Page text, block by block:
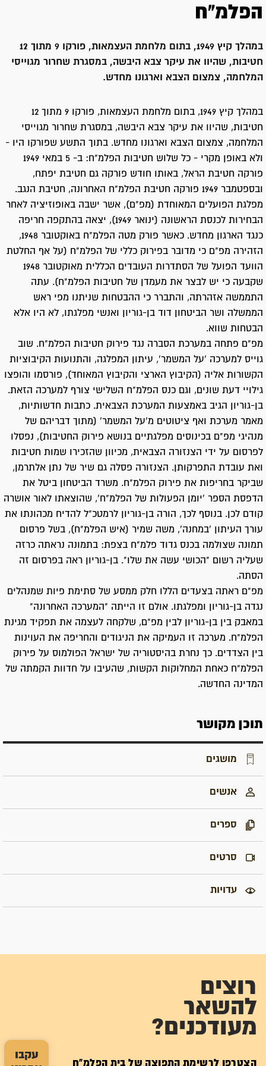
עקבו
הפלמ"ח
במהלך קיץ 1949, בתום מלחמת העצמאות, פורקו 9 מתוך 12
חטיבות, שהיוו את עיקר צבא היבשה, במסגרת שחרור מגוייסי
המלחמה, צמצום הצבא וארגונו מחדש.
במהלך קיץ 1949, בתום מלחמת העצמאות, פורקו 9 מתוך 12
חטיבות, שהיוו את עיקר צבא היבשה, במסגרת שחרור מגוייסי
המלחמה, צמצום הצבא וארגונו מחדש. בתוך התשע שפורקו היו -
ולא באופן מקרי - כל שלוש חטיבות הפלמ"ח: ב- 5 במאי 1949
פורקה חטיבת הראל, באותו חודש פורקה גם חטיבת יפתח,
ובספטמבר 1949 פורקה חטיבת הפלמ"ח האחרונה, חטיבת הנגב.
מפלגת הפועלים המאוחדת (מפ"ם), אשר ישבה באופוזיציה לאחר
הבחירות לכנסת הראשונה (ינואר 1949), יצאה בהתקפה חריפה
כנגד הארגון מחדש. כאשר פורק מטה הפלמ"ח באוקטובר 1948,
הזהירה מפ"ם כי מדובר בפירוק כללי של הפלמ"ח (על אף החלטת
הוועד הפועל של הסתדרות העובדים הכללית מאוקטובר 1948
שקבעה כי יש לבצר את מעמדן של חטיבות הפלמ"ח). עתה
התממשה אזהרתה, והתברר כי ההבטחות שניתנו מפי ראש
הממשלה ושר הביטחון דוד בן-גוריון ואנשי מפלגתו, לא היו אלא
הבטחות שווא.
מפ"ם פתחה במערכת הסברה נגד פירוק חטיבות הפלמ"ח. שוב
גוייס למערכה 'על המשמר', עיתון המפלגה, והתנועות הקיבוציות
הקשורות אליה (הקיבוץ הארצי והקיבוץ המאוחד), פורסמו והופצו
גילויי דעת שונים, וגם כנס הפלמ"ח השלישי צורף למערכה הזאת.
בן-גוריון הגיב באמצעות המערכת הצבאית. כתבות חדשותיות,
מאמר מערכת ואף ציטוטים מ'על המשמר' (מתוך דבריהם של
מנהיגי מפ"ם בכינוסים מפלגתיים בנושא פירוק החטיבות), נפסלו
לפרסום על ידי הצנזורה הצבאית, מכיוון שהזכירו שמות חטיבות
ואת עובדת התפרקותן. הצנזורה פסלה גם שיר של נתן אלתרמן,
שביקר בחריפות את פירוק הפלמ"ח. משרד הביטחון ביטל את
הדפסת הספר 'יומן הפעולות של הפלמ"ח', שהוצאתו לאור אושרה
קודם לכן. בנוסף לכך, הורה בן-גוריון לרמטכ"ל להדיח מכהונתו את
עורך העיתון 'במחנה', משה שמיר (איש הפלמ"ח), בשל פרסום
תמונה שצולמה בכנס גדוד פלמ"ח בצפת: בתמונה נראתה כרזה
שעליה רשום "הכושי עשה את שלו". בן-גוריון ראה בפרסום זה
הסתה.
מפ"ם ראתה בצעדים הללו חלק ממסע של סתימת פיות שמנהלים
נגדה בן-גוריון ומפלגתו. אולם זו הייתה "המערכה האחרונה"
במאבק בין בן-גוריון לבין מפ"ם, שלקחה לעצמה את תפקיד מגינת
הפלמ"ח. מערכה זו העמיקה את הניגודים והחריפה את העוינות
בין הצדדים. כך נחרת בהיסטוריה של ישראל הפולמוס על פירוק
הפלמ"ח כאחת המחלוקות הקשות, שהעיבו על חדוות הקמתה של
המדינה החדשה.
תוכן מקושר
מושגים
אנשים
ספרים
סרטים
עדויות
רוצים
להשאר
מעודכנים?
הצטרפו לרשימת התפוצה של בית הפלמ"ח